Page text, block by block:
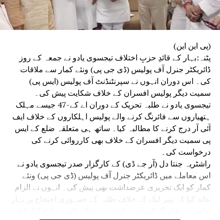
(پی این این)
پٹنہ:بہار کے قائدِ حزبِ اختلاف تیجسوی یادو نے جمعہ کے روز
ڈائریکٹر جنرل آف پولیس (ڈی جی پی) ونئے کمار سے ملاقات
کی۔ اس دوران انہوں نے سپرنٹنڈنٹ آف پولیس (ایس پی)
سمیت دیگر پولیس افسران کے خلاف شکایت پیش کی۔
تیجسوی یادو نے طلبہ تحریک کے دوران اے کے-47 جیسے مہلک
ہتھیاروں سے فائرنگ کرنے والے پولیس اہلکاروں کے خلاف ایف
آئی آر درج کرنے کا مطالبہ کیا۔ ساتھ ہی متعلقہ ضلع کے ایس
پی سمیت دیگر افسران کے خلاف بھی کارروائی کرنے کی
درخواست کی۔
راشٹریہ جنتا دل (آر جے ڈی) کے کارگزار صدر تیجسوی یادو نے
اس معاملے میں ڈائریکٹر جنرل آف پولیس (ڈی جی پی) ونئے
کمار کو ایک تحریری عرضداشت بھی پیش کی۔ انہوں نے الزام